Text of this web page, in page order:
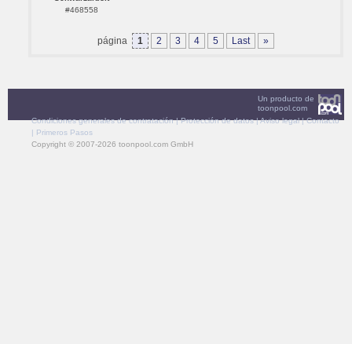
#468558
página 1 2 3 4 5 Last »
Un producto de
toonpool.com
Condiciones generales de contratación|Protección de datos|Aviso legal|Contacto
| Primeros Pasos
Copyright © 2007-2026 toonpool.com GmbH